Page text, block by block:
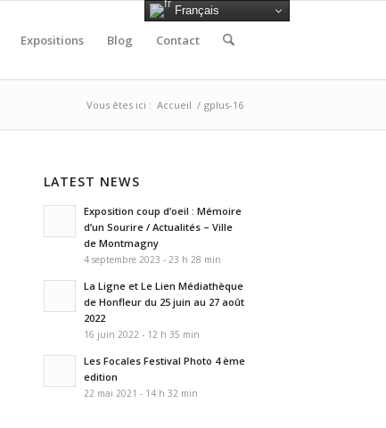
Expositions Blog Contact
Vous êtes ici : Accueil / gplus-16
LATEST NEWS
Exposition coup d’oeil : Mémoire
d’un Sourire / Actualités – Ville
de Montmagny
4 septembre 2023 - 23 h 28 min
La Ligne et Le Lien Médiathèque
de Honfleur du 25 juin au 27 août
2022
16 juin 2022 - 12 h 35 min
Les Focales Festival Photo 4 ème
edition
22 mai 2021 - 14 h 32 min
Français